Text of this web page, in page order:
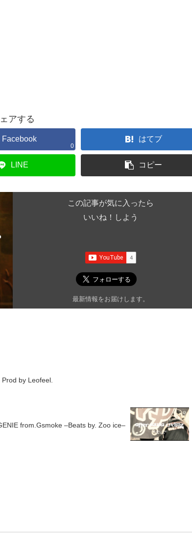
アする
Facebook
0
はてブ
LINE コピー
この記事が気に入ったら
いいね！しよう
最新情報をお届けします。
by Leofeel.
from.Gsmoke –Beats by. Zoo ice–